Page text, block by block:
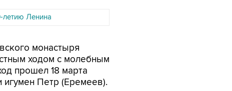
Ленина
монастыря
ходом с молебным
прошел 18 марта
игумен Петр (Еремеев).